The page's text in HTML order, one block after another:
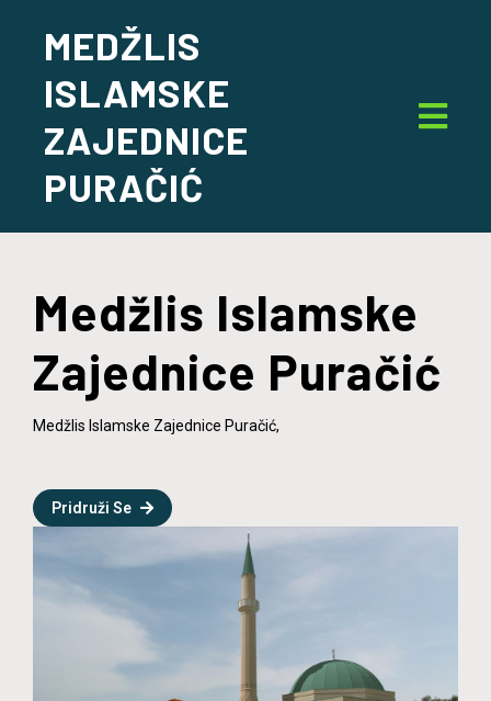
MEDŽLIS
ISLAMSKE
ZAJEDNICE
PURAČIĆ
Medžlis Islamske
Zajednice Puračić
Medžlis Islamske Zajednice Puračić,
Pridruži Se